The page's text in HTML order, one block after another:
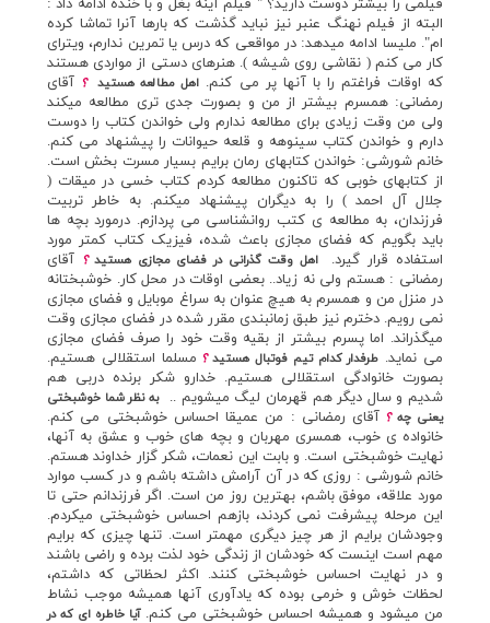
البته از فيلم نهنگ عنبر نيز نبايد گذشت که بارها آنرا تماشا کرده
ام". مليسا ادامه ميدهد: در مواقعي که درس يا تمرين ندارم، ويتراي
کار مي کنم ( نقاشي روي شيشه ). هنرهاي دستي از مواردي هستند
که اوقات فراغتم را با آنها پر مي کنم. اهل مطالعه هستيد ؟ آقاي
رمضاني: همسرم بيشتر از من و بصورت جدي تري مطالعه ميکند
ولي من وقت زيادي براي مطالعه ندارم ولي خواندن کتاب را دوست
دارم و خواندن کتاب سينوهه و قلعه حيوانات را پيشنهاد مي کنم.
خانم شورشي: خواندن کتابهاي رمان برايم بسيار مسرت بخش است.
از کتابهاي خوبي که تاکنون مطالعه کردم کتاب خسي در ميقات (
جلال آل احمد ) را به ديگران پيشنهاد ميکنم. به خاطر تربيت
فرزندان، به مطالعه ي کتب روانشناسي مي پردازم. درمورد بچه ها
بايد بگويم که فضاي مجازي باعث شده، فيزيک کتاب کمتر مورد
استفاده قرار گيرد.
اهل وقت گذراني در فضاي مجازي هستيد ؟ آقاي
رمضاني : هستم ولي نه زياد.. بعضي اوقات در محل کار. خوشبختانه
در منزل من و همسرم به هيچ عنوان به سراغ موبايل و فضاي مجازي
نمي رويم. دخترم نيز طبق زمانبندي مقرر شده در فضاي مجازي وقت
ميگذراند. اما پسرم بيشتر از بقيه وقت خود را صرف فضاي مجازي
مي نمايد. طرفدار کدام تيم فوتبال هستيد؟ مسلما استقلالي هستيم.
بصورت خانوادگي استقلالي هستيم. خدارو شکر برنده دربي هم
شديم و سال ديگر هم قهرمان ليگ ميشويم ..
به نظر شما خوشبختي
يعني چه ؟ آقاي رمضاني : من عميقا احساس خوشبختي مي کنم.
خانواده ي خوب، همسري مهربان و بچه هاي خوب و عشق به آنها،
نهايت خوشبختي است. و بابت اين نعمات، شکر گزار خداوند هستم.
خانم شورشي : روزي که در آن آرامش داشته باشم و در کسب موارد
مورد علاقه، موفق باشم، بهترين روز من است. اگر فرزندانم حتي تا
اين مرحله پيشرفت نمي کردند، بازهم احساس خوشبختي ميکردم.
وجودشان برايم از هر چيز ديگري مهمتر است. تنها چيزي که برايم
مهم است اينست که خودشان از زندگي خود لذت برده و راضي باشند
و در نهايت احساس خوشبختي کنند. اکثر لحظاتي که داشتم،
لحظات خوش و خرمي بوده که يادآوري آنها هميشه موجب نشاط
من ميشود و هميشه احساس خوشبختي مي کنم.آيا خاطره اي که در